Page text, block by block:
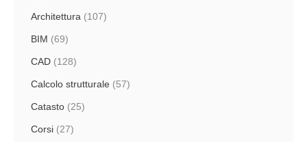
Architettura (107)
BIM (69)
CAD (128)
Calcolo strutturale (57)
Catasto (25)
Corsi (27)